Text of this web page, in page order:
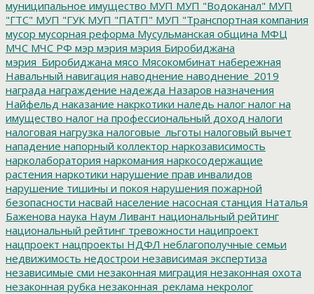
муниципальное имущество МУП МУП "Водоканал" МУП
"ГТС" МУП "ГУК МУП "ПАТП" МУП "Транспортная компания
мусор мусорная реформа Мусульманская община МФЦ
МЧС МЧС РФ мэр мэрия мэрия Биробиджана
мэрия_Биробиджана мясо Мясокомбинат набережная
Навальный навигация наводнение наводнение_2019
награда награждение надежда Назаров назначения
Найфельд наказание накркотики наледь налог налог на
имущество налог на профессиональный доход налоги
налоговая нагрузка налоговые_льготы налоговый вычет
нападение напорный коллектор наркозависимость
нарколаборатория наркомания наркосодержащие
растения наркотики нарушение прав инвалидов
нарушение тишины и покоя нарушения пожарной
безопасности насвай население насосная станция Наталья
Баженова наука Наум Ливант национальный рейтинг
национальный рейтинг тревожности наципроект
нацпроект нацпроекты НДФЛ неблагополучные семьи
недвижимость недострои независимая экспертиза
независимые сми незаконная миграция незаконная охота
незаконная рубка незаконная_реклама некролог